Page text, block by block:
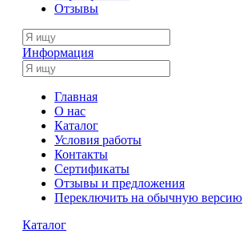
Отзывы
Информация
Главная
О нас
Каталог
Условия работы
Контакты
Сертификаты
Отзывы и предложения
Переключить на обычную версию
Каталог